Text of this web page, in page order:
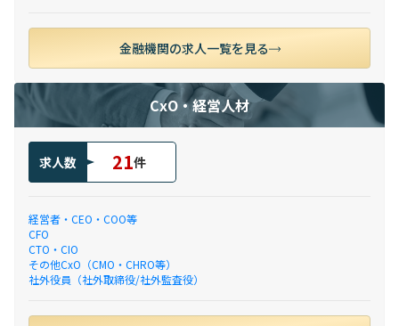
金融機関の求人一覧を見る
CxO・経営人材
求人数 21件
経営者・CEO・COO等
CFO
CTO・CIO
その他CxO（CMO・CHRO等）
社外役員（社外取締役/社外監査役）